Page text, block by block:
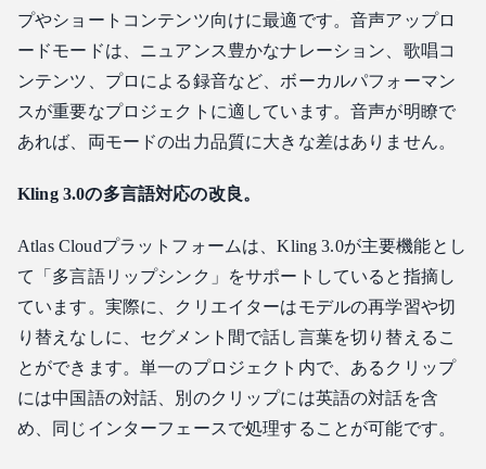
プやショートコンテンツ向けに最適です。音声アップロ
ードモードは、ニュアンス豊かなナレーション、歌唱コ
ンテンツ、プロによる録音など、ボーカルパフォーマン
スが重要なプロジェクトに適しています。音声が明瞭で
あれば、両モードの出力品質に大きな差はありません。
Kling 3.0の多言語対応の改良。
Atlas Cloudプラットフォームは、Kling 3.0が主要機能とし
て「多言語リップシンク」をサポートしていると指摘し
ています。実際に、クリエイターはモデルの再学習や切
り替えなしに、セグメント間で話し言葉を切り替えるこ
とができます。単一のプロジェクト内で、あるクリップ
には中国語の対話、別のクリップには英語の対話を含
め、同じインターフェースで処理することが可能です。